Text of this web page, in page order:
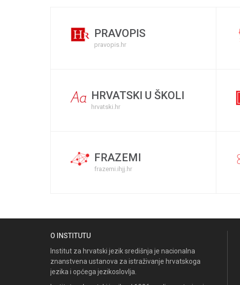
PRAVOPIS
pravopis.hr
HRVATSKI U ŠKOLI
hrvatski.hr
FRAZEMI
frazemi.ihjj.hr
O INSTITUTU
Institut za hrvatski jezik središnja je nacionalna
znanstvena ustanova za istraživanje hrvatskoga
jezika i općega jezikoslovlja.